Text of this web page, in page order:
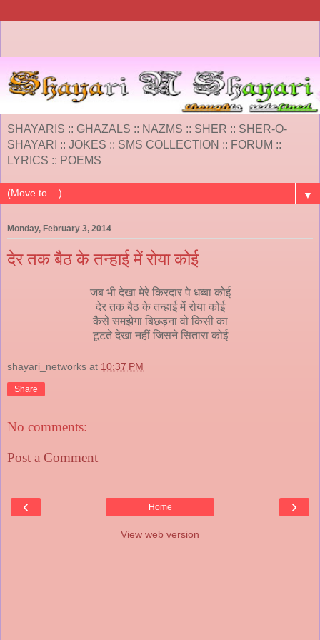
SHAYARIS :: GHAZALS :: NAZMS :: SHER :: SHER-O-
SHAYARI :: JOKES :: SMS COLLECTION :: FORUM ::
LYRICS :: POEMS
▼
Monday, February 3, 2014
देर तक बैठ के तन्हाई में रोया कोई
जब भी देखा मेरे किरदार पे धब्बा कोई
देर तक बैठ के तन्हाई में रोया कोई
कैसे समझेगा बिछड़ना वो किसी का
टूटते देखा नहीं जिसने सितारा कोई
shayari_networks at 10:37 PM
Share
No comments:
Post a Comment
‹ ›
Home
View web version